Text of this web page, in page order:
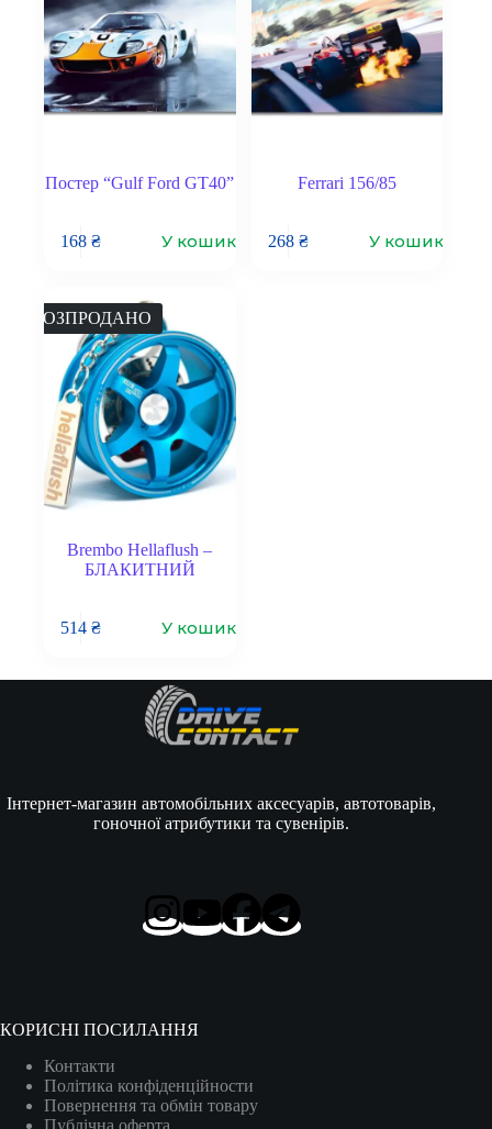
Постер “Gulf Ford GT40”
168₴ У кошик
Ferrari 156/85
268 ₴ У кошик
РОЗПРОДАНО
Brembo Hellaflush –
БЛАКИТНИЙ
514₴ У кошик
Інтернет-магазин автомобільних аксесуарів, автотоварів,
гоночної атрибутики та сувенірів.
КОРИСНІ ПОСИЛАННЯ
Контакти
Політика конфіденційности
Повернення та обмін товару